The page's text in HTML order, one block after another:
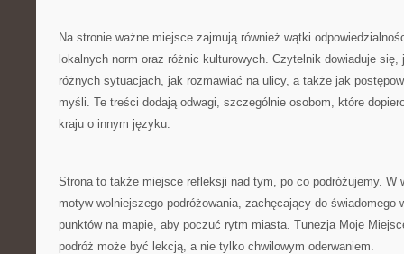
Na stronie ważne miejsce zajmują również wątki
lokalnych norm oraz różnic kulturowych. Czytelnik dowiaduje się,
różnych sytuacjach, jak rozmawiać na ulicy, a także jak
myśli. Te treści dodają odwagi, szczególnie osobom, które
kraju o innym języku.
Strona to także miejsce refleksji nad tym, po co podróżujemy. W
motyw wolniejszego podróżowania, zachęcający do świadomego
punktów na mapie, aby poczuć rytm miasta. Tunezja Moje
podróż może być lekcją, a nie tylko chwilowym oderwaniem.